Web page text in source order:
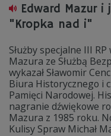
Edward Mazur i
"Kropka nad i"
Służby specjalne III
Mazura ze Służbą
wykazał Sławomir
Biura Historycznego i
Pamięci Narodowej.
nagranie dźwiękowe
Mazura z 1985 roku.
Kulisy Spraw Michał